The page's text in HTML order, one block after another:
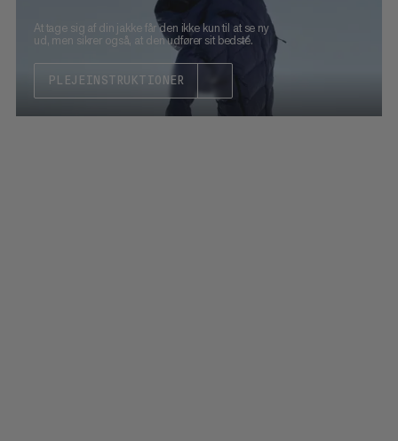
At tage sig af din jakke får den ikke kun til at se ny
ud, men sikrer også, at den udfører sit bedste.
PLEJEINSTRUKTIONER